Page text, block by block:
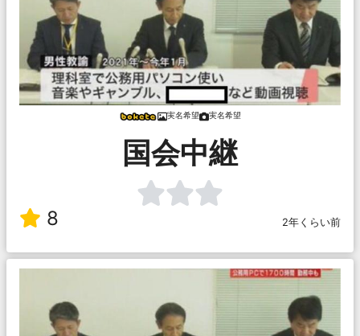
実名希望 実名希望
国会中継
8 2年くらい前